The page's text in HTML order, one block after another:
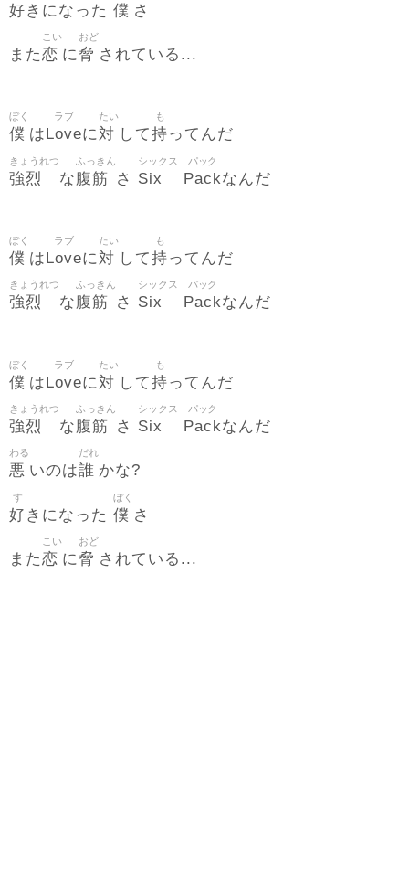
好きになった 僕 さ
また恋
こい
に脅
おど
されている...
僕
ぼく
は Love
ラブ
に対
たい
して持
も
ってんだ
強烈
きょうれつ
な腹筋
ふっきん
さ Six
シックス
Pack
パック
なんだ
僕
ぼく
はLove
ラブ
に対
たい
して持
も
ってんだ
強烈
きょうれつ
な腹筋
ふっきん
さ Six
シックス
Pack
パック
なんだ
僕
ぼく
はLove
ラブ
に対
たい
して持
も
ってんだ
強烈
きょうれつ
な腹筋
ふっきん
さ Six
シックス
Pack
パック
なんだ
悪
わる
いのは誰
だれ
かな?
好
す
きになった 僕
ぼく
さ
また恋
こい
に脅
おど
されている...